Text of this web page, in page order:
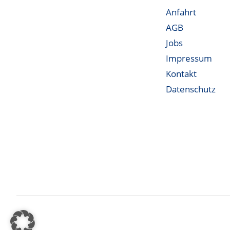
Anfahrt
AGB
Jobs
Impressum
Kontakt
Datenschutz